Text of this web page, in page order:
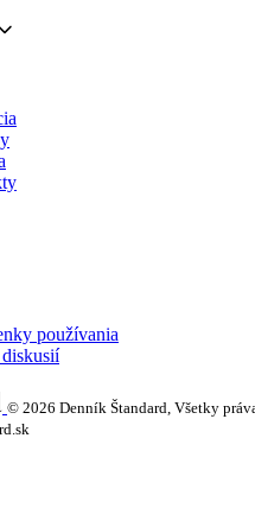
používania
© 2026 Denník Štandard, Všetky